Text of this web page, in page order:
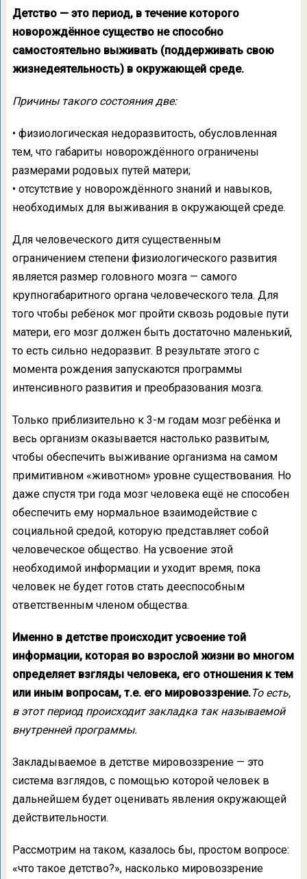
Детство — это период, в течение которого
новорождённое существо не способно
самостоятельно выживать (поддерживать свою
жизнедеятельность) в окружающей среде.
Причины такого состояния две:
• физиологическая недоразвитость, обусловленная
тем, что габариты новорождённого ограничены
размерами родовых путей матери;
• отсутствие у новорождённого знаний и навыков,
необходимых для выживания в окружающей среде.
Для человеческого дитя существенным
ограничением степени физиологического развития
является размер головного мозга — самого
крупногабаритного органа человеческого тела. Для
того чтобы ребёнок мог пройти сквозь родовые пути
матери, его мозг должен быть достаточно маленький,
то есть сильно недоразвит. В результате этого с
момента рождения запускаются программы
интенсивного развития и преобразования мозга.
Только приблизительно к 3-м годам мозг ребёнка и
весь организм оказывается настолько развитым,
чтобы обеспечить выживание организма на самом
примитивном «животном» уровне существования. Но
даже спустя три года мозг человека ещё не способен
обеспечить ему нормальное взаимодействие с
социальной средой, которую представляет собой
человеческое общество. На усвоение этой
необходимой информации и уходит время, пока
человек не будет готов стать дееспособным
ответственным членом общества.
Именно в детстве происходит усвоение той
информации, которая во взрослой жизни во многом
определяет взгляды человека, его отношения к тем
или иным вопросам, т.е. его мировоззрение.То есть,
в этот период происходит закладка так называемой
внутренней программы.
Закладываемое в детстве мировоззрение — это
система взглядов, с помощью которой человек в
дальнейшем будет оценивать явления окружающей
действительности.
Рассмотрим на таком, казалось бы, простом вопросе:
«что такое детство?», насколько мировоззрение